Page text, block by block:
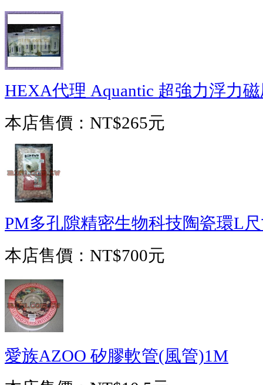
HEXA代理 Aquantic 超強力浮力
本店售價： NT$265元
PM多孔隙精密生物科技陶瓷環L
本店售價： NT$700元
愛族AZOO 矽膠軟管(風管)1M